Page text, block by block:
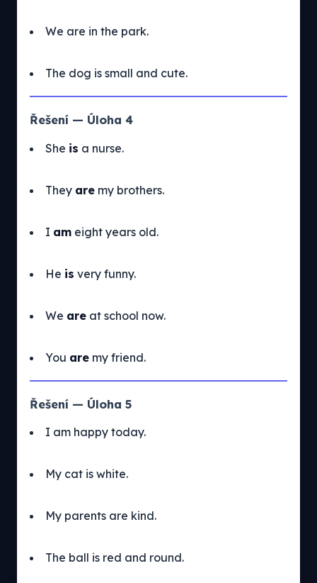
We are in the park.
The dog is small and cute.
Řešení — Úloha 4
She is a nurse.
They are my brothers.
I am eight years old.
He is very funny.
We are at school now.
You are my friend.
Řešení — Úloha 5
I am happy today.
My cat is white.
My parents are kind.
The ball is red and round.